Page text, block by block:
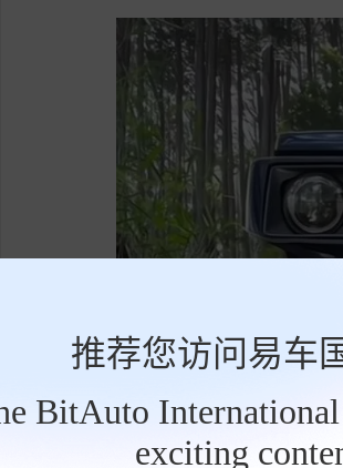
推荐您访问易车
BitAuto
exciting